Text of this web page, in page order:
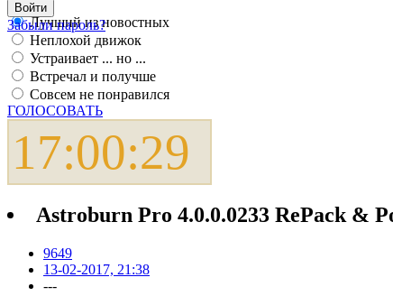
Войти
Забыли пароль?
Лучший из новостных
Неплохой движок
Устраивает ... но ...
Встречал и получше
Совсем не понравился
ГОЛОСОВАТЬ
17:00:30
Astroburn Pro 4.0.0.0233 RePack &
9649
13-02-2017, 21:38
---